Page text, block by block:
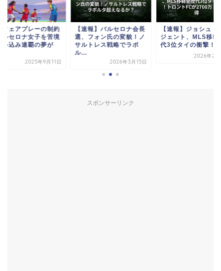
フェアプレーの制約
ルセロナ女子を苦境
い込み連覇の夢が
2025年9月11日
【速報】バルセロナ会長
選、フォン氏の変貌！ノ
サルトレス戦略でラポ
ル...
2026年3月15日
【速報】ジョシュ・
ジェント、MLS移籍
代3位タイの衝撃！
2026年2
スポンサーリンク